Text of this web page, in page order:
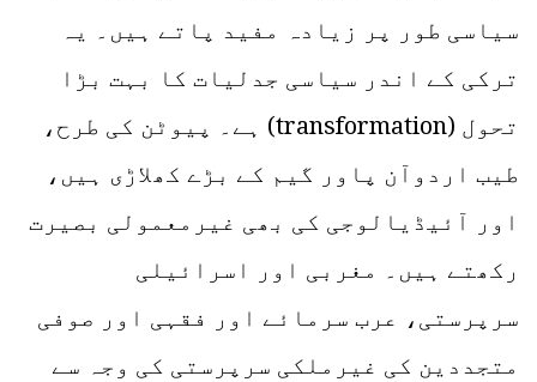
سیاسی طور پر زیادہ مفید پاتے ہیں۔ یہ
ترکی کے اندر سیاسی جدلیات کا بہت بڑا
تحول (transformation) ہے۔ پیوٹن کی طرح،
طیب اردوآن پاور گیم کے بڑے کھلاڑی ہیں،
اور آئیڈیالوجی کی بھی غیرمعمولی بصیرت
رکھتے ہیں۔ مغربی اور اسرائیلی
سرپرستی، عرب سرمائے اور فقہی اور صوفی
متجددین کی غیرملکی سرپرستی کی وجہ سے